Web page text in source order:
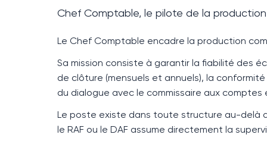
Chef Comptable, le pilote de la
Le Chef Comptable encadre la production
Sa mission consiste à garantir la fiabilité des
de clôture (mensuels et annuels), la
du dialogue avec le commissaire aux
Le poste existe dans toute structure au-delà
le RAF ou le DAF assume directement la